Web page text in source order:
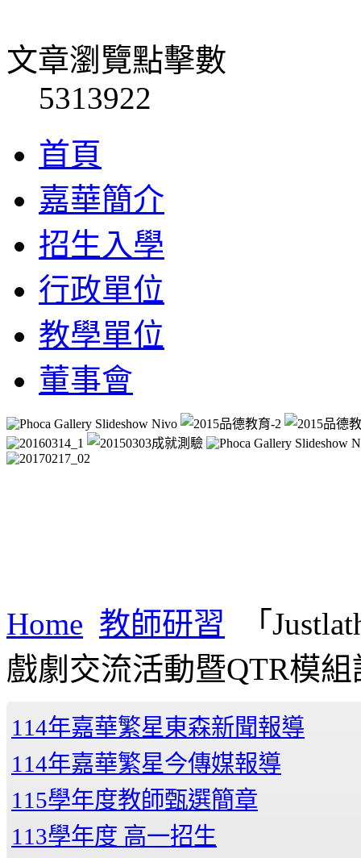
文章瀏覽點擊數
5313922
首頁
嘉華簡介
招生入學
行政單位
教學單位
董事會
Home 教師研習
「
戲劇交流活動暨QTR模
114年嘉華繁星東森新聞報導
114年嘉華繁星今傳媒報導
115學年度教師甄選簡章
113學年度 高一招生